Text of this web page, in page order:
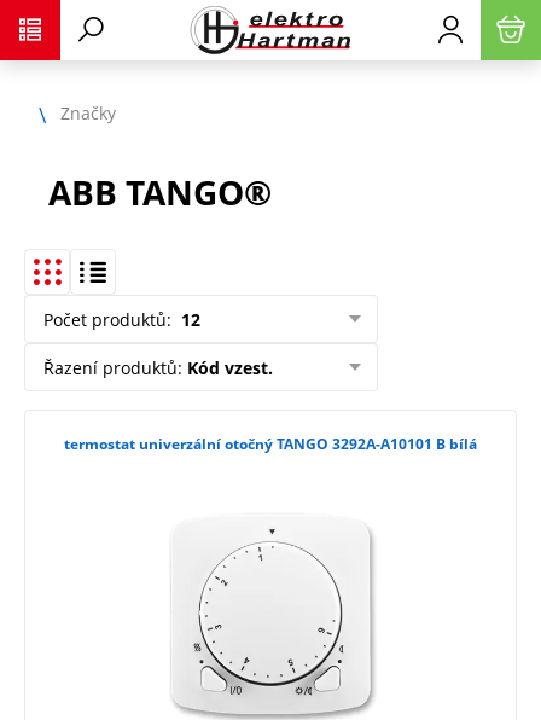
Značky
ABB TANGO®
Počet produktů: 12
Řazení produktů: Kód vzest.
termostat univerzální otočný TANGO 3292A-A10101 B bílá